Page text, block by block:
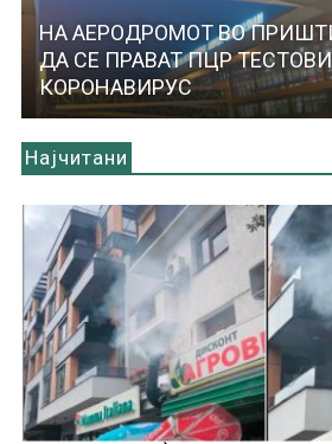
НА АЕРОДРОМОТ ВО
ДА СЕ ПРАВАТ ПЦР
КОРОНАВИРУС
Најчитани